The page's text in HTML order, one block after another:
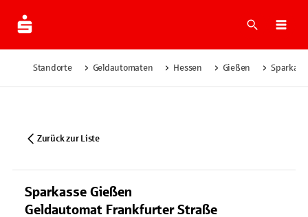
Suche
Standorte Geldautomaten Hessen Gießen
Zurück zur Liste
Sparkasse Gießen
Geldautomat Frankfurter Straße